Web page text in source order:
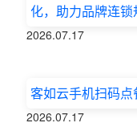
化，助力品牌连
2026.07.17
客如云手机扫码
2026.07.17